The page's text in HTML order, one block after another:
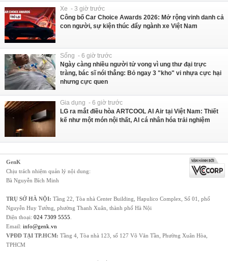
Xe - 3 giờ trước
Công bố Car Choice Awards 2026: Mở rộng vinh danh cả
con người, sự kiện thúc đẩy ngành xe Việt Nam
Sống - 6 giờ trước
Ngày càng nhiều người tử vong vì ung thư đại trực
tràng, bác sĩ nói thẳng: Bỏ ngay 3 "kho" vi nhựa cực hại
nhưng cực quen
Gia dụng - 6 giờ trước
LG ra mắt điều hòa ARTCOOL AI Air tại Việt Nam: Thiết
kế như một món nội thất, AI cá nhân hóa trải nghiệm
GenK
Chịu trách nhiệm quản lý nội dung:
Bà Nguyễn Bích Minh
TRỤ SỞ HÀ NỘI: Tầng 22, Tòa nhà Center Building, Hapulico Complex, Số 01, phố
Nguyễn Huy Tưởng, phường Thanh Xuân, thành phố Hà Nội
Điện thoại: 024 7309 5555
Email: info@genk.vn
VPĐD TẠI TP.HCM: Tầng 4, Tòa nhà 123, số 127 Võ Văn Tần, Phường Xuân Hòa,
TPHCM